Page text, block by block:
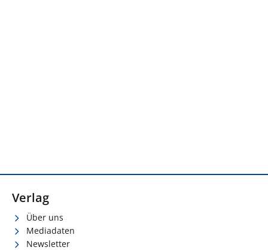
Verlag
Über uns
Mediadaten
Newsletter